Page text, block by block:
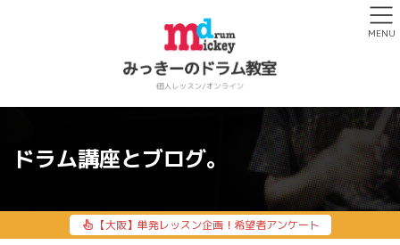
ドラム講座とブログ。
【大阪】単発レッスン企画！希望者アンケート
MENU